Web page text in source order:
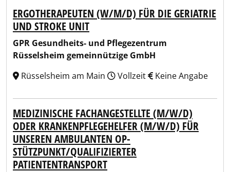
ERGOTHERAPEUTEN (W/M/D) FÜR DIE GERIATRIE
UND STROKE UNIT
GPR Gesundheits- und Pflegezentrum
Rüsselsheim gemeinnützige GmbH
Rüsselsheim am Main
Vollzeit Keine Angabe
MEDIZINISCHE FACHANGESTELLTE (M/W/D)
ODER KRANKENPFLEGEHELFER (M/W/D) FÜR
UNSEREN AMBULANTEN OP-
STÜTZPUNKT/QUALIFIZIERTER
PATIENTENTRANSPORT